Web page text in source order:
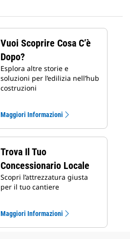
Vuoi Scoprire Cosa C’è
Dopo?
Esplora altre storie e
soluzioni per l’edilizia nell’hub
costruzioni
Maggiori Informazioni
Trova Il Tuo
Concessionario Locale
Scopri l’attrezzatura giusta
per il tuo cantiere
Maggiori Informazioni